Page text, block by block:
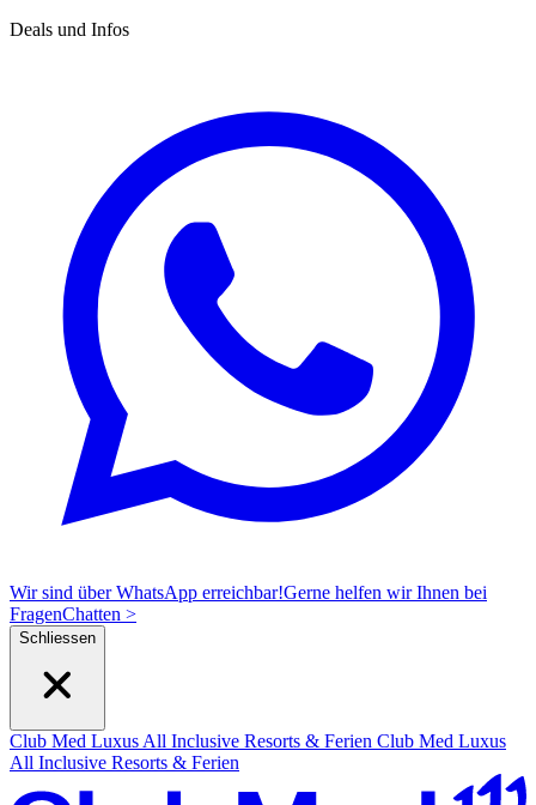
Deals und Infos
Wir sind über WhatsApp erreichbar!Gerne helfen wir Ihnen bei
FragenChatten >
Schliessen
Club Med Luxus All Inclusive Resorts & Ferien Club Med Luxus
All Inclusive Resorts & Ferien